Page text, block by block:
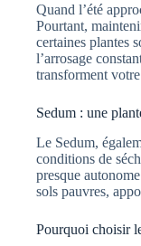
Quand l’été
Pourtant,
certaines plantes
l’arrosage
transforment
Sedum : une
Le Sedum,
conditions de
presque
sols pauvres,
Pourquoi choisir